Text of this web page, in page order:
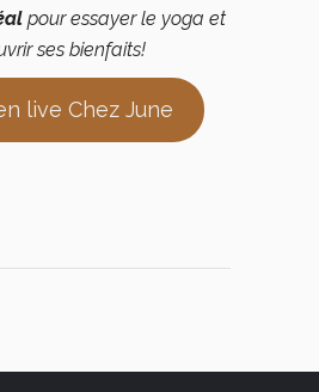
pour essayer le yoga et
ses bienfaits!
live Chez June